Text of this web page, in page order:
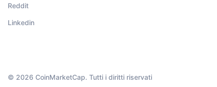
Reddit
Linkedin
© 2026 CoinMarketCap. Tutti i diritti riservati